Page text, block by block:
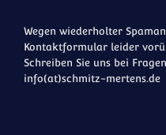
Wegen wiederholter
Kontaktformular leider
Schreiben Sie uns bei
info(at)schmitz-mertens.de